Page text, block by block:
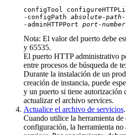
configTool
-configPath absolute-
-adminHTTPPort port-number
Nota: El valor del puerto debe
y 65535.
El puerto HTTP administrativo
entre procesos de búsqueda de
Durante la instalación de un
creación de instancia, puede
y un puerto si tiene autorización
actualizar el archivo services.
Actualice el archivo de servicios.
Cuando utilice la herramienta
configuración, la herramienta